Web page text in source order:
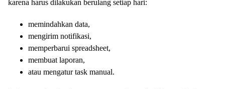
karena harus dilakukan berulang setiap hari:
memindahkan data,
mengirim notifikasi,
memperbarui spreadsheet,
membuat laporan,
atau mengatur task manual.